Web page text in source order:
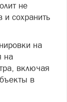
не
и сохранить
на
на
включая
в